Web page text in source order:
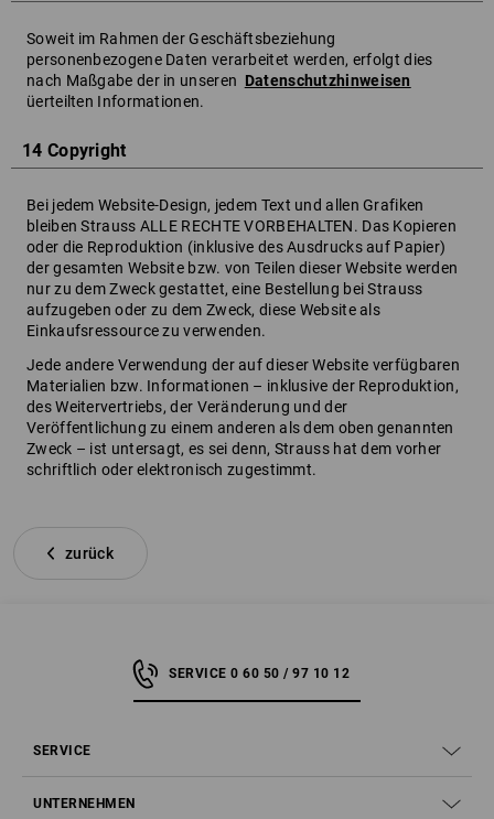
Soweit im Rahmen der Geschäftsbeziehung
personenbezogene Daten verarbeitet werden, erfolgt dies
nach Maßgabe der in unseren Datenschutzhinweisen
üerteilten Informationen.
14 Copyright
Bei jedem Website-Design, jedem Text und allen Grafiken
bleiben Strauss ALLE RECHTE VORBEHALTEN. Das Kopieren
oder die Reproduktion (inklusive des Ausdrucks auf Papier)
der gesamten Website bzw. von Teilen dieser Website werden
nur zu dem Zweck gestattet, eine Bestellung bei Strauss
aufzugeben oder zu dem Zweck, diese Website als
Einkaufsressource zu verwenden.
Jede andere Verwendung der auf dieser Website verfügbaren
Materialien bzw. Informationen – inklusive der Reproduktion,
des Weitervertriebs, der Veränderung und der
Veröffentlichung zu einem anderen als dem oben genannten
Zweck – ist untersagt, es sei denn, Strauss hat dem vorher
schriftlich oder elektronisch zugestimmt.
zurück
SERVICE 0 60 50 / 97 10 12
SERVICE
UNTERNEHMEN